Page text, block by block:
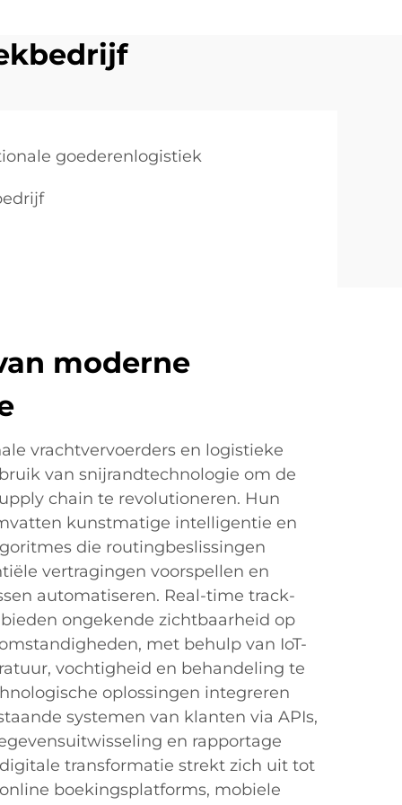
goederenlogistiek
moderne
vrachtvervoerders en logistieke
van snijrandtechnologie om de
chain te revolutioneren. Hun
kunstmatige intelligentie en
die routingbeslissingen
vertragingen voorspellen en
automatiseren. Real-time track-
ongekende zichtbaarheid op
met behulp van IoT-
vochtigheid en behandeling te
oplossingen integreren
systemen van klanten via APIs,
en rapportage
transformatie strekt zich uit tot
boekingsplatforms, mobiele